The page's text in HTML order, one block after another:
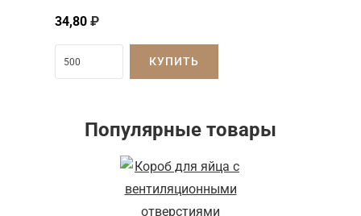
34,80 ₽
КУПИТЬ
Популярные товары